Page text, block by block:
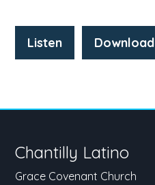
Listen Download
Chantilly Latino
Grace Covenant Church